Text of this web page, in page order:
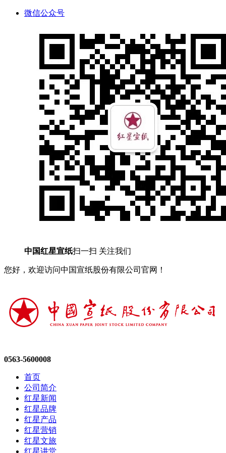
微信公众号
中国红星宣纸扫一扫 关注我们
您好，欢迎访问中国宣纸股份有限公司官网！
0563-5600008
首页
公司简介
红星新闻
红星品牌
红星产品
红星营销
红星文旅
红星讲堂